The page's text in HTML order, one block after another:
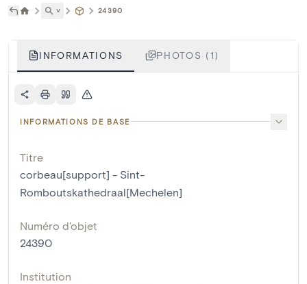
˅ 24390
INFORMATIONS PHOTOS (1)
INFORMATIONS DE BASE
Titre
corbeau[support] - Sint-
Romboutskathedraal[Mechelen]
Numéro d'objet
24390
Institution